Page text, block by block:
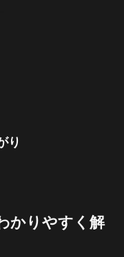
り
かりやすく解